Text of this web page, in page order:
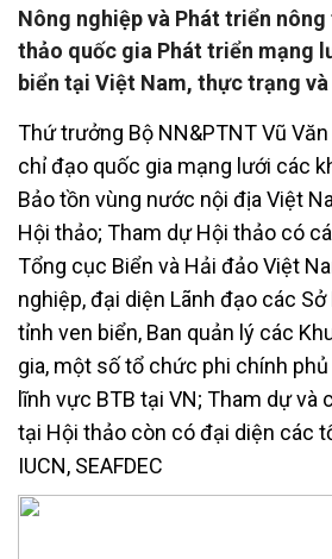
Nông nghiệp và Phát triển
thảo quốc gia Phát triển mạng
biển tại Việt Nam, thực trạng
Thứ trưởng Bộ NN&PTNT Vũ
chỉ đạo quốc gia mạng lưới các
Bảo tồn vùng nước nội địa Việt
Hội thảo; Tham dự Hội thảo có
Tổng cục Biển và Hải đảo Việt
nghiệp, đại diện Lãnh đạo các
tỉnh ven biển, Ban quản lý các
gia, một số tổ chức phi chính
lĩnh vực BTB tại VN; Tham dự và
tại Hội thảo còn có đại diện các
IUCN, SEAFDEC